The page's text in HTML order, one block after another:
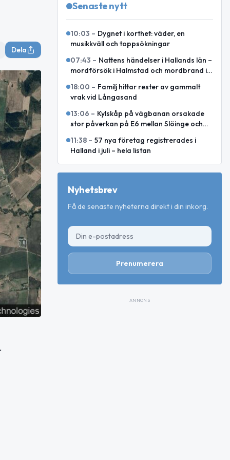
Dela
Senaste nytt
10:03 – Dygnet i korthet: väder, en
musikkväll och toppsökningar
07:43 – Nattens händelser i Hallands län –
mordförsök i Halmstad och mordbrand i
18:00 – Familj hittar rester av gammalt
vrak vid Långasand
13:06 – Kylskåp på vägbanan orsakade
stor påverkan på E6 mellan Slöinge och
11:38 – 57 nya företag registrerades i
Halland i juli – hela listan
Nyhetsbrev
Få de senaste nyheterna direkt i din inkorg.
Prenumerera
ANNONS